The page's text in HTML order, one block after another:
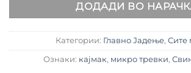
ДОДАДИ ВО
Категории: Главно Јадење, Сите
Ознаки: кајмак, микро тревки,